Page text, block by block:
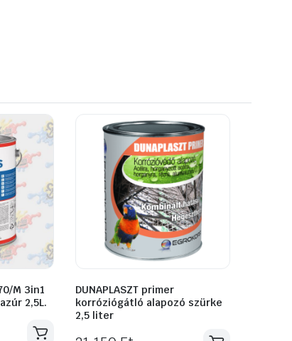
M 3in1
2,5L.
DUNAPLASZT primer
korróziógátló alapozó szürke
2,5 liter